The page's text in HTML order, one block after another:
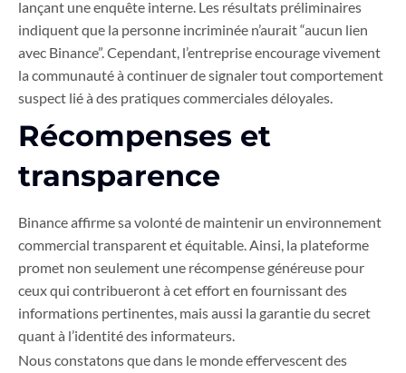
lançant une enquête interne. Les résultats préliminaires
indiquent que la personne incriminée n’aurait “aucun lien
avec Binance”. Cependant, l’entreprise encourage vivement
la communauté à continuer de signaler tout comportement
suspect lié à des pratiques commerciales déloyales.
Récompenses et
transparence
Binance affirme sa volonté de maintenir un environnement
commercial transparent et équitable. Ainsi, la plateforme
promet non seulement une récompense généreuse pour
ceux qui contribueront à cet effort en fournissant des
informations pertinentes, mais aussi la garantie du secret
quant à l’identité des informateurs.
Nous constatons que dans le monde effervescent des